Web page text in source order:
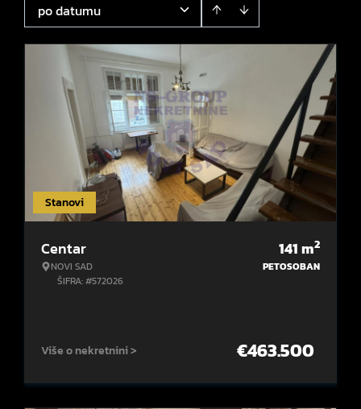
po datumu
Stanovi
Centar
NOVI SAD
ŠIFRA: #572026
141m2
PETOSOBAN
Više o nekretnini > €463.500